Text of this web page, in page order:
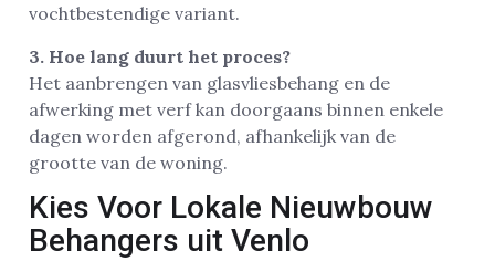
vochtbestendige variant.
3. Hoe lang duurt het proces?
Het aanbrengen van glasvliesbehang en de
afwerking met verf kan doorgaans binnen enkele
dagen worden afgerond, afhankelijk van de
grootte van de woning.
Kies Voor Lokale Nieuwbouw
Behangers uit Venlo